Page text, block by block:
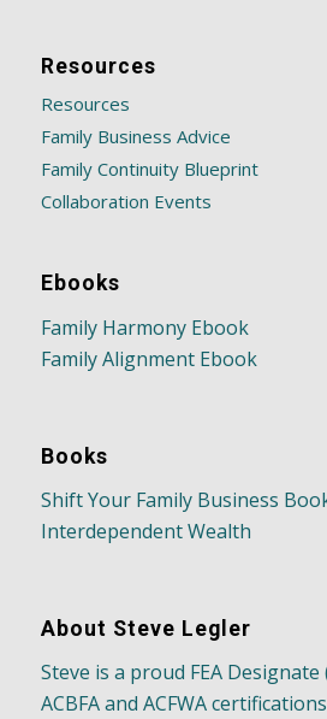
Resources
Resources
Family Business Advice
Family Continuity Blueprint
Collaboration Events
Ebooks
Family Harmony Ebook
Family Alignment Ebook
Books
Shift Your Family Business
Interdependent Wealth
About Steve Legler
Steve is a proud FEA Designate
ACBFA and ACFWA